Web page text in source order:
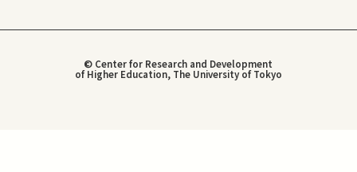
© Center for Research and Development
of Higher Education, The University of Tokyo